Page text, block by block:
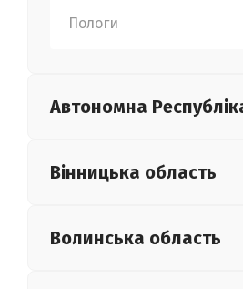
Пологи
Автономна
Вінницька область
Волинська область